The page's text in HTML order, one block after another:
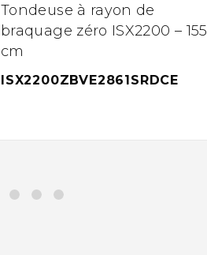
Tondeuse à rayon de
braquage zéro ISX2200 – 155
cm
ISX2200ZBVE2861SRDCE